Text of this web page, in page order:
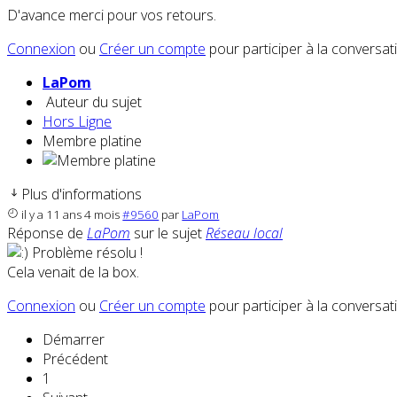
D'avance merci pour vos retours.
Connexion ou Créer un compte pour participer à la
LaPom
Auteur du sujet
Hors Ligne
Membre platine
Plus d'informations
il y a 11 ans 4 mois#9560 par LaPom
Réponse de LaPom sur le sujetRéseau local
Problème résolu !
Cela venait de la box.
Connexion ou Créer un compte pour participer à la
Démarrer
Précédent
1